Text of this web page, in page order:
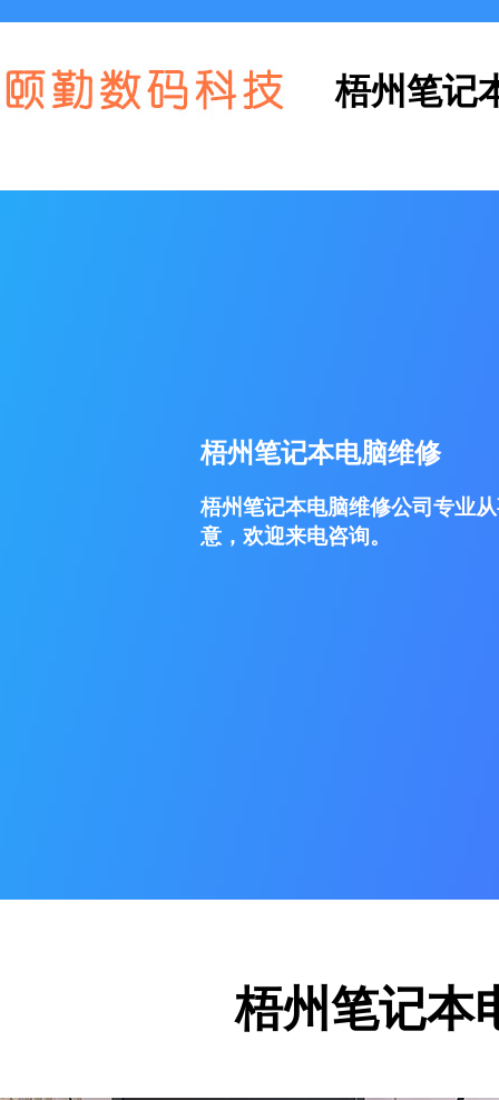
梧州笔记
梧州笔记本电脑维修
梧州笔记本电脑维修公司专业
意，欢迎来电咨询。
梧州笔记本